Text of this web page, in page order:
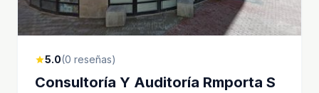
star5.0(0 reseñas)
Consultoría Y Auditoría Rmporta S